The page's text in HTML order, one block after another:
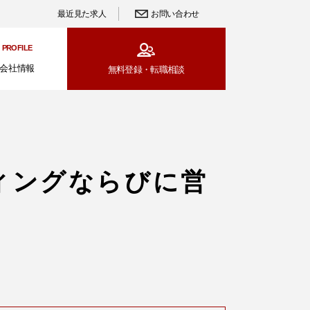
最近見た求人 お問い合わせ
PROFILE
会社情報 無料登録・転職相談
ングならびに営